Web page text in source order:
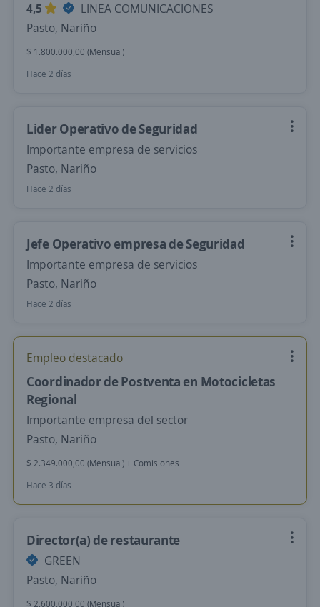
4,5
LINEA COMUNICACIONES
Pasto, Nariño
$ 1.800.000,00 (Mensual)
Hace 2 días
Lider Operativo de Seguridad
Importante empresa de servicios
Pasto, Nariño
Hace 2 días
Jefe Operativo empresa de Seguridad
Importante empresa de servicios
Pasto, Nariño
Hace 2 días
Empleo destacado
Coordinador de Postventa en Motocicletas
Regional
Importante empresa del sector
Pasto, Nariño
$ 2.349.000,00 (Mensual) + Comisiones
Hace 3 días
Director(a) de restaurante
GREEN
Pasto, Nariño
$ 2.600.000,00 (Mensual)